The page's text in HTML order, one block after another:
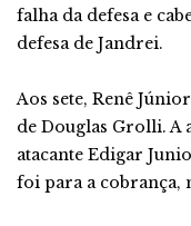
falha da defesa e
defesa de Jandrei.
Aos sete, Renê
de Douglas Grolli. A
atacante Edigar
foi para a cobrança,